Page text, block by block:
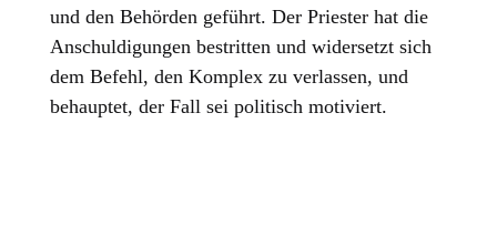
und den Behörden geführt. Der Priester hat die
Anschuldigungen bestritten und widersetzt sich
dem Befehl, den Komplex zu verlassen, und
behauptet, der Fall sei politisch motiviert.